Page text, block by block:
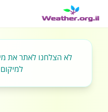
לא הצלחנו לאתר את